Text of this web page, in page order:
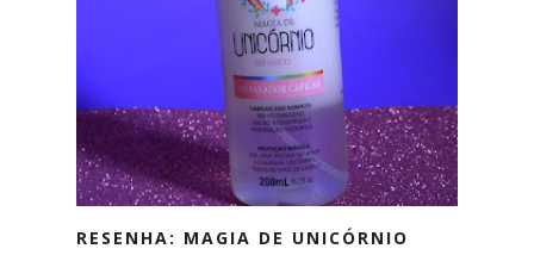
RESENHA: MAGIA DE UNICÓRNIO